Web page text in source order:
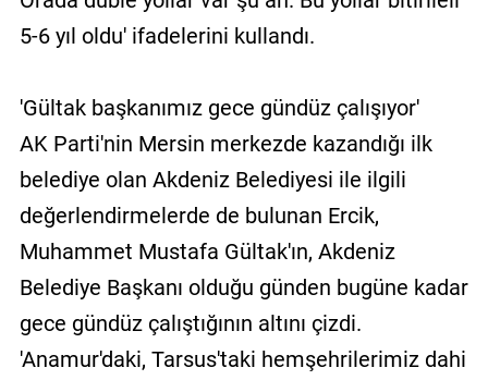
5-6 yıl oldu' ifadelerini kullandı.
'Gültak başkanımız gece gündüz çalışıyor'
AK Parti'nin Mersin merkezde kazandığı ilk
belediye olan Akdeniz Belediyesi ile ilgili
değerlendirmelerde de bulunan Ercik,
Muhammet Mustafa Gültak'ın, Akdeniz
Belediye Başkanı olduğu günden bugüne kadar
gece gündüz çalıştığının altını çizdi.
'Anamur'daki, Tarsus'taki hemşehrilerimiz dahi